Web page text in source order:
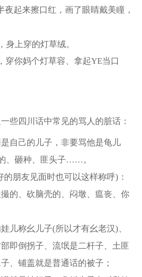
夜起来擦口红，画了眼睛戴美瞳，
身上穿的灯草绒。
穿你妈个灯草容、拿起YE当口
些四川话中常见的骂人的脏话：
自己的儿子，非要骂他是龟儿
、砸种、匪头子……。
朋友见面时也可以这样称呼)：
的、砍脑壳的、闷墩、瘟丧、你
儿称幺儿子(所以才有幺老汉)、
即倒拐子、流氓是二杆子、土匪
、铺盖就是普通话的被子；